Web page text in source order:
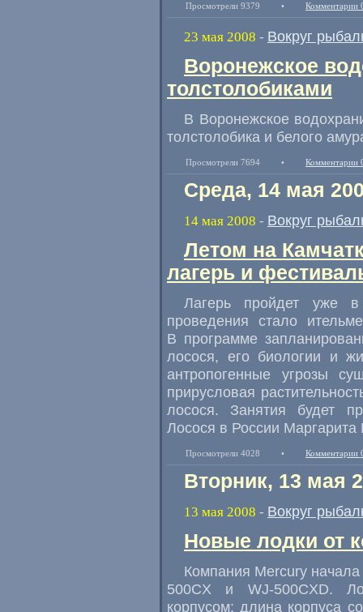
Просмотрели 9379 • Комментарии
23 мая 2008 - Вокруг
Воронежское
толстолобиками
В Воронежское
толстолобика и белого
Просмотрели 7694 • Комментарии
Среда, 14 мая
14 мая 2008 - Вокруг
Летом на
лагерь и
Лагерь пройдет уже
проведения стало
В программе
лосося, его биологии и
антропогенные угрозы
прирусловая
лосося. Занятия будет
Лосося в России Маргарита
Просмотрели 4028 • Комментарии
Вторник, 13 мая
13 мая 2008 - Вокруг
Новые лодки от
Компания Mercury
500CX и WJ-500CXD.
корпусом: длина корпуса